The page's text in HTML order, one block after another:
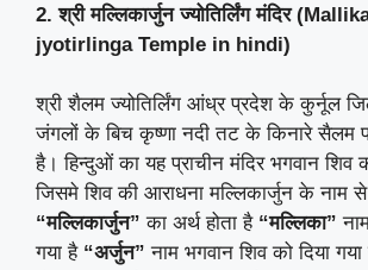
2. श्री मल्लिकार्जुन ज्योतिर्लिंग मंदिर
jyotirlinga Temple in hindi)
श्री शैलम ज्योतिर्लिंग आंध्र प्रदेश के कुर्नूल
जंगलों के बिच कृष्णा नदी तट के किनारे सैलम
है। हिन्दुओं का यह प्राचीन मंदिर भगवान शिव
जिसमे शिव की आराधना मल्लिकार्जुन के नाम
“मल्लिकार्जुन” का अर्थ होता है “मल्लिका”
गया है “अर्जुन”नाम भगवान शिव को दिया गया